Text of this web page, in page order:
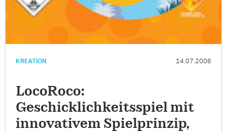
KREATION 14.07.2006
LocoRoco:
Geschicklichkeitsspiel mit
innovativem Spielprinzip,